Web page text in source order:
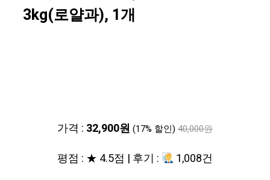
3kg(로얄과), 1개
가격 : 32,900원 (17% 할인) 40,000원
평점 : ★ 4.5점 | 후기 : 1,008건